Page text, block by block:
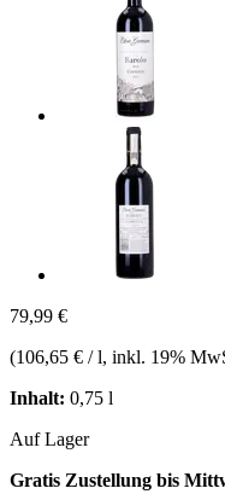
79,99 €
(106,65 € / l, inkl. 19%
Inhalt: 0,75 l
Auf Lager
Gratis Zustellung bis